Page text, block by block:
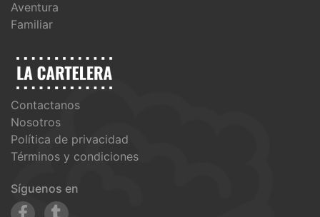
Aventura
Familiar
Contactanos
Nosotros
Política de privacidad
Términos y condiciones
Síguenos en